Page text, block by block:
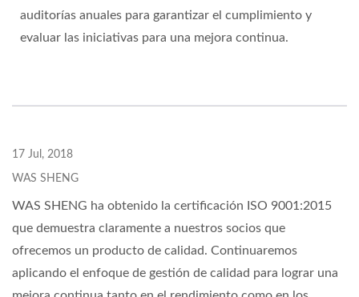
auditorías anuales para garantizar el cumplimiento y
evaluar las iniciativas para una mejora continua.
17 Jul, 2018
WAS SHENG
WAS SHENG ha obtenido la certificación ISO 9001:2015
que demuestra claramente a nuestros socios que
ofrecemos un producto de calidad. Continuaremos
aplicando el enfoque de gestión de calidad para lograr una